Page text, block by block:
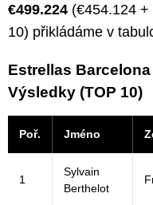
€499.224 (€454.124
10) přikládáme v
Estrellas
Výsledky (TOP 10)
Poř. Jméno
1
Sylvain
Berthelot